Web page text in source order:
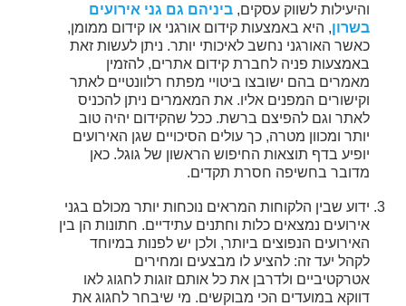
והיעילות לשווק עסקים, ביניהם גם גני אירועים
בשרון, היא באמצעות קידום אורגני או קידום ממומן,
כאשר האורגני נחשב לאיכותי יותר. ניתן לעשות זאת
באמצעות פניה לחברת קידום אתרים, להזמין
מאמרים בהם ישובצו ביטויי מפתח רלוונטיים לאתר
וקישורים המפנים אליו. את המאמרים ניתן להכניס
לאתר וגם להפיצם ברשת. ככל שהקידום יהיה טוב
יותר ומכוון מטרה, כך עולים הסיכויים שגן האירועים
יופיע בדף תוצאות החיפוש הראשון של גוגל. כאן
מדובר בחשיפה חסרת תקדים.
ידוע שבין הלקוחות המראים נוכחות יותר מכולם בגני
אירועים נמצאים כלות וחתנים עתידיים. חתונות הן בין
האירועים הנפוצים ביותר, ולכן יש לפנות במיוחד
לקהל יעד זה: להציע לו מבצעים ומחירים
אטרקטיביים ולדרבן את כל אותם זוגות לחגוג לאו
דווקא במועדים הכי מבוקשים. מי שיבחר לחגוג את